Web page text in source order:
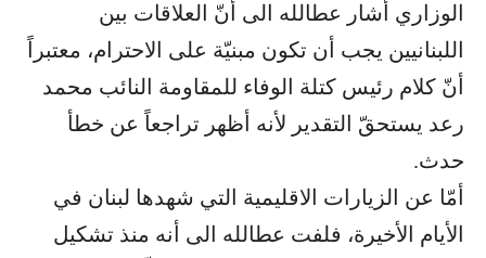
الوزاري أشار عطالله الى أنّ العلاقات بين
اللبنانيين يجب أن تكون مبنيّة على الاحترام، معتبراً
أنّ كلام رئيس كتلة الوفاء للمقاومة النائب محمد
رعد يستحقّ التقدير لأنه أظهر تراجعاً عن خطأ
حدث.
أمّا عن الزيارات الاقليمية التي شهدها لبنان في
الأيام الأخيرة، فلفت عطالله الى أنه منذ تشكيل